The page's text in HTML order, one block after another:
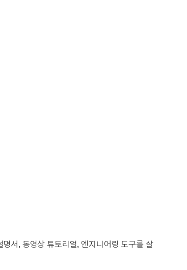
서, 동영상 튜토리얼, 엔지니어링 도구를 살